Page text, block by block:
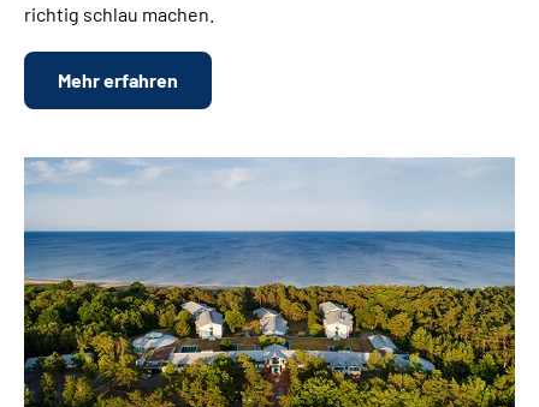
richtig schlau machen.
Mehr erfahren